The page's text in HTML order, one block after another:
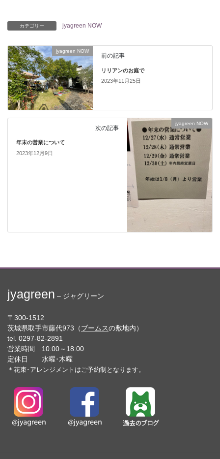
カテゴリー jyagreen NOW
jyagreen NOW
前の記事
リリアンのお庭で
2023年11月25日
jyagreen NOW
次の記事
年末の営業について
2023年12月9日
jyagreen – ジャグリーン
〒300-1512
茨城県取手市藤代973（ブームスの敷地内）
tel. 0297-82-2891
営業時間 10:00～18:00
定休日 水曜･木曜
＊花束･アレンジメントはご予約制となります。